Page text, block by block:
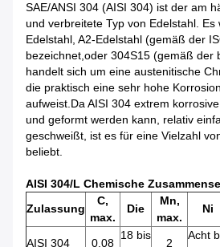
SAE/ANSI 304 (AISI 304) ist der am
und verbreitete Typ von Edelstahl. Es
Edelstahl, A2-Edelstahl (gemäß der
bezeichnet,oder 304S15 (gemäß der
handelt sich um eine austenitische
die praktisch eine sehr hohe
aufweist.Da AISI 304 extrem
und geformt werden kann, relativ
geschweißt, ist es für eine Vielzahl
beliebt.
AISI 304/L Chemische
Zulassung
C,
max.
Die
Mn,
max.
Ni
AISI 304
0.08
18 bis
2
Acht